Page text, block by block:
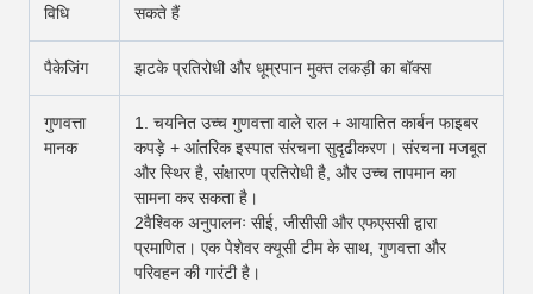
विधि
सकते हैं
पैकेजिंग झटके प्रतिरोधी और धूम्रपान मुक्त लकड़ी का बॉक्स
गुणवत्ता
मानक
1. चयनित उच्च गुणवत्ता वाले राल + आयातित कार्बन फाइबर
कपड़े + आंतरिक इस्पात संरचना सुदृढीकरण। संरचना मजबूत
और स्थिर है, संक्षारण प्रतिरोधी है, और उच्च तापमान का
सामना कर सकता है।
2वैश्विक अनुपालनः सीई, जीसीसी और एफएससी द्वारा
प्रमाणित। एक पेशेवर क्यूसी टीम के साथ, गुणवत्ता और
परिवहन की गारंटी है।